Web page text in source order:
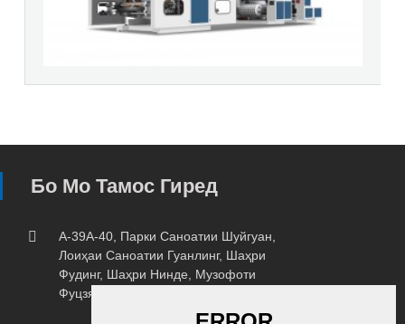
Бо Мо Тамос Гиред
A-39A-40, Парки Саноатии Шуйгуан,
Лоиҳаи Саноатии Гуанлинг, Шаҳри
Фудинг, Шаҳри Нинде, Музофоти
Фуцзян.